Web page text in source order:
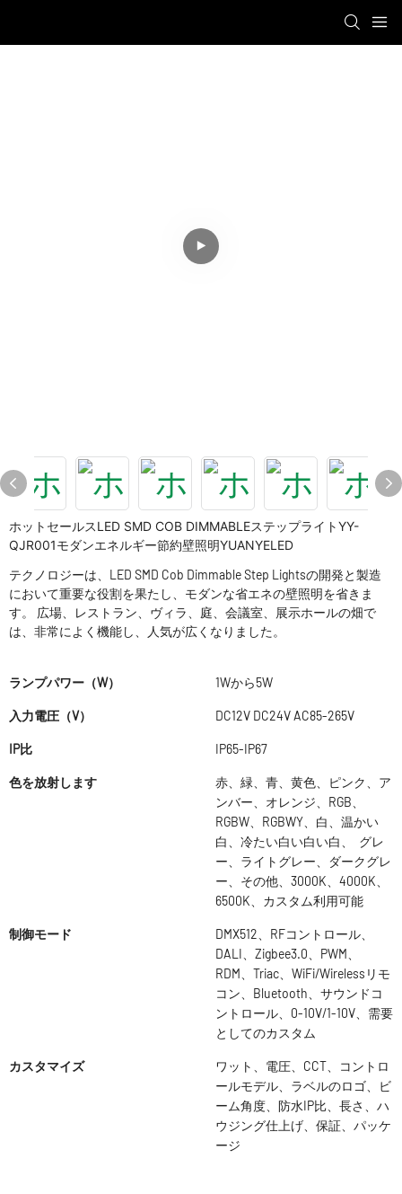
ホットセールスLED SMD COB DIMMABLEステップライトYY-
QJR001モダンエネルギー節約壁照明YUANYELED
テクノロジーは、LED SMD Cob Dimmable Step Lightsの開発と製造
において重要な役割を果たし、モダンな省エネの壁照明を省きま
す。 広場、レストラン、ヴィラ、庭、会議室、展示ホールの畑で
は、非常によく機能し、人気が広くなりました。
ランプパワー（W） 1Wから5W
入力電圧（V） DC12V DC24V AC85-265V
IP比 IP65-IP67
色を放射します
赤、緑、青、黄色、ピンク、ア
ンバー、オレンジ、RGB、
RGBW、RGBWY、白、温かい
白、冷たい白い白い白、 グレ
ー、ライトグレー、ダークグレ
ー、その他、3000K、4000K、
6500K、カスタム利用可能
制御モード
DMX512、RFコントロール、
DALI、Zigbee3.0、PWM、
RDM、Triac、WiFi/Wirelessリモ
コン、Bluetooth、サウンドコ
ントロール、0-10V/1-10V、需要
としてのカスタム
カスタマイズ
ワット、電圧、CCT、コントロ
ールモデル、ラベルのロゴ、ビ
ーム角度、防水IP比、長さ、ハ
ウジング仕上げ、保証、パッケ
ージ